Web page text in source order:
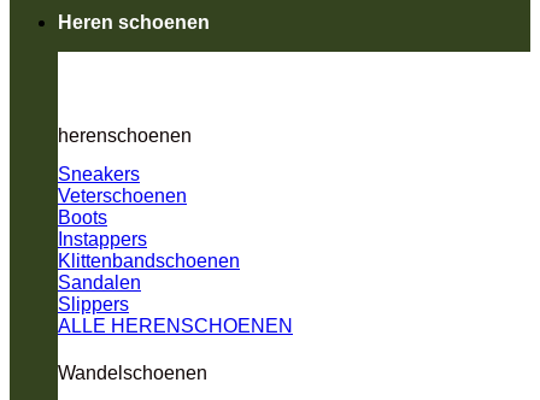
Heren schoenen
herenschoenen
Sneakers
Veterschoenen
Boots
Instappers
Klittenbandschoenen
Sandalen
Slippers
ALLE HERENSCHOENEN
Wandelschoenen